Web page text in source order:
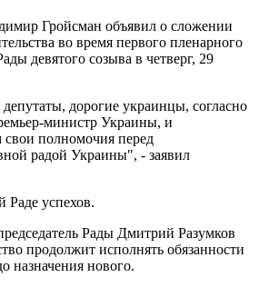
Гройсман объявил о сложении
во время первого пленарного
девятого созыва в четверг, 29
дорогие украинцы, согласно
министр Украины, и
свои полномочия перед
радой Украины", - заявил
успехов.
Рады Дмитрий Разумков
продолжит исполнять обязанности
назначения нового.